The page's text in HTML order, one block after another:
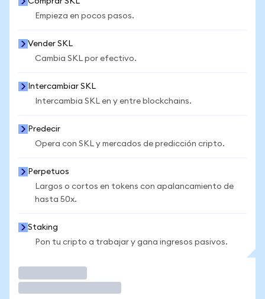
Empieza en pocos pasos.
Vender SKL
Cambia SKL por efectivo.
Intercambiar SKL
Intercambia SKL en y entre blockchains.
Predecir
Opera con SKL y mercados de predicción cripto.
Perpetuos
Largos o cortos en tokens con apalancamiento de
hasta 50x.
Staking
Pon tu cripto a trabajar y gana ingresos pasivos.